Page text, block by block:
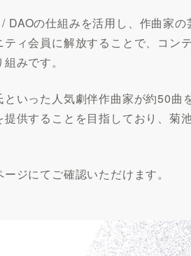
の仕組みを活用し、作曲家
ィ会員に解放することで、コ
みです。
いった人気劇伴作曲家が約50
供することを目指しており、菊
ジにてご確認いただけます。